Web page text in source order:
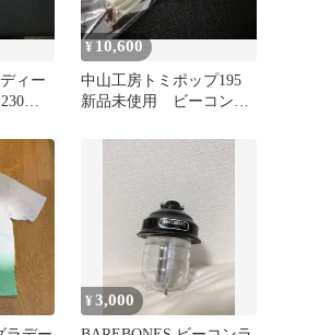
ィー
¥ 10,600
中山工房トミポップ195
新品未使用 ビーコン
ワン バズー
¥3,000